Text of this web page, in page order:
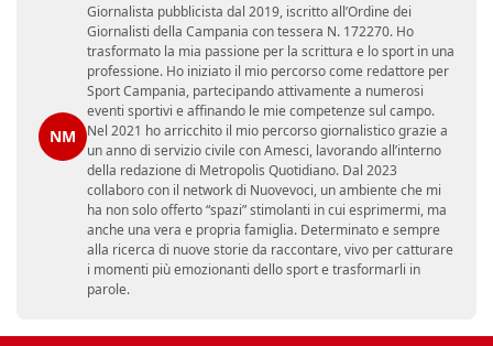
NM
Giornalista pubblicista dal 2019, iscritto all’Ordine dei
Giornalisti della Campania con tessera N. 172270. Ho
trasformato la mia passione per la scrittura e lo sport in una
professione. Ho iniziato il mio percorso come redattore per
Sport Campania, partecipando attivamente a numerosi
eventi sportivi e affinando le mie competenze sul campo.
Nel 2021 ho arricchito il mio percorso giornalistico grazie a
un anno di servizio civile con Amesci, lavorando all’interno
della redazione di Metropolis Quotidiano. Dal 2023
collaboro con il network di Nuovevoci, un ambiente che mi
ha non solo offerto “spazi” stimolanti in cui esprimermi, ma
anche una vera e propria famiglia. Determinato e sempre
alla ricerca di nuove storie da raccontare, vivo per catturare
i momenti più emozionanti dello sport e trasformarli in
parole.